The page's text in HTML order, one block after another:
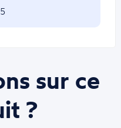
5
sur ce
?